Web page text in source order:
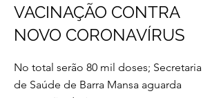
VACINAÇÃO CONTRA
NOVO CORONAVÍRUS
No total serão 80 mil doses; Secretaria
de Saúde de Barra Mansa aguarda